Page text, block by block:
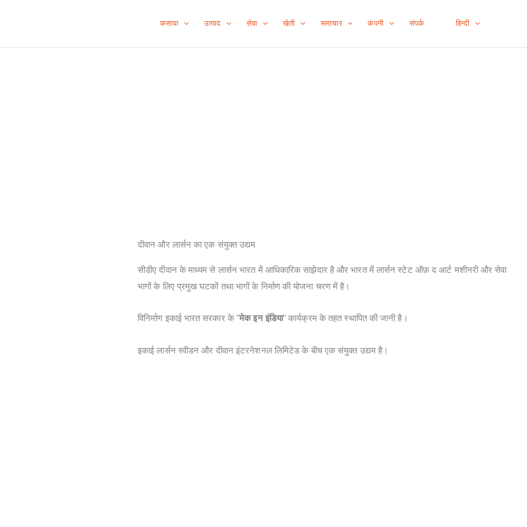
कसावा उत्पाद सेवा खेती समाचार कंपनी संपर्क हिन्दी
दीवान और लार्सन का एक संयुक्त उद्यम
सीडीए दीवान के माध्यम से लार्सन भारत में आधिकारिक साझेदार है और भारत में लार्सन स्टेट ऑफ़ द आर्ट मशीनरी और सेवा
भागों के लिए प्रमुख घटकों तथा भागों के निर्माण की योजना चरण में है।
विनिर्माण इकाई भारत सरकार के "मेक इन इंडिया" कार्यक्रम के तहत स्थापित की जानी है।
इकाई लार्सन स्वीडन और दीवान इंटरनेशनल लिमिटेड के बीच एक संयुक्त उद्यम है।